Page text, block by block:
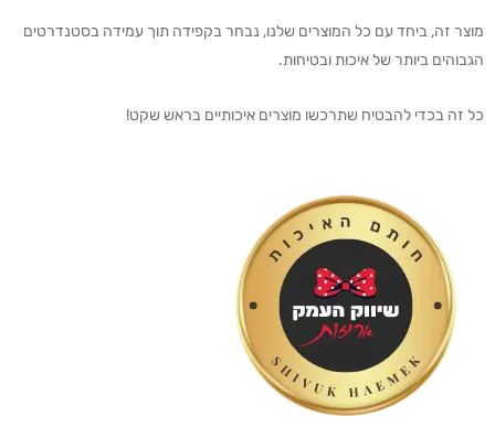
מוצר זה, ביחד עם כל המוצרים שלנו, נבחר בקפידה תוך עמידה בסטנדרטים
הגבוהים ביותר של איכות ובטיחות.
כל זה בכדי להבטיח שתרכשו מוצרים איכותיים בראש שקט!